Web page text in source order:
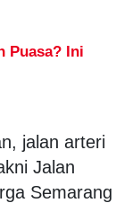
Puasa? Ini
jalan arteri
Jalan
Semarang